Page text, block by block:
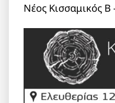
Νέος Κισσαμικός